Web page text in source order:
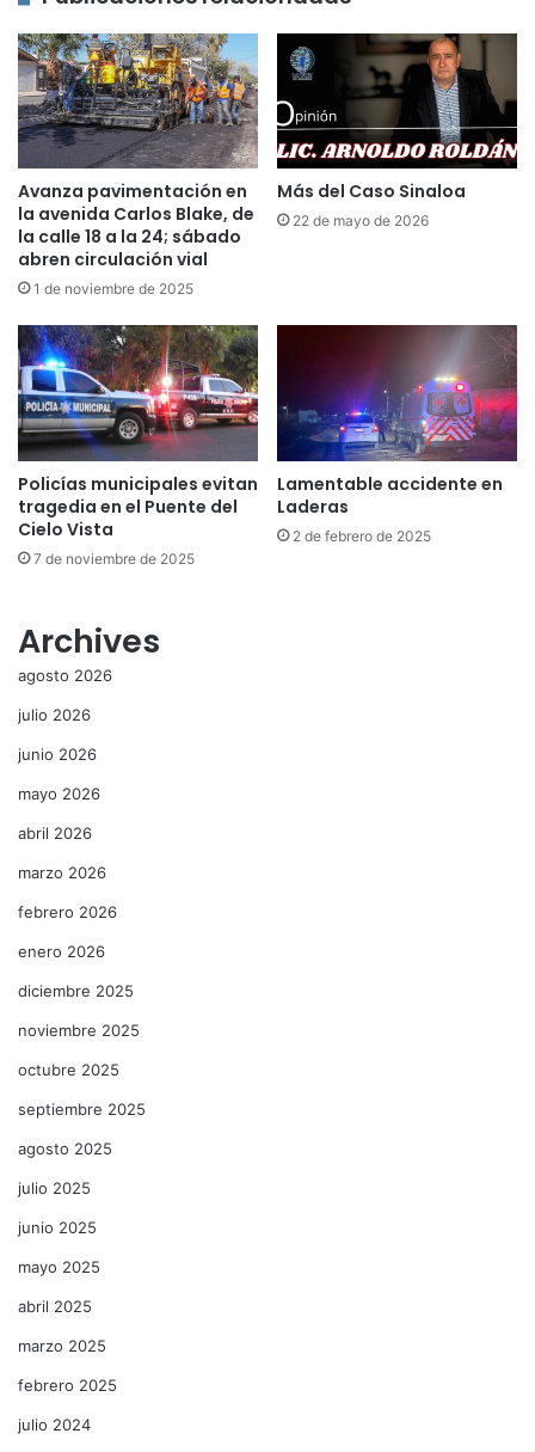
Avanza pavimentación en
la avenida Carlos Blake, de
la calle 18 a la 24; sábado
abren circulación vial
1 de noviembre de 2025
Más del Caso Sinaloa
22 de mayo de 2026
Policías municipales evitan
tragedia en el Puente del
Cielo Vista
7 de noviembre de 2025
Lamentable accidente en
Laderas
2 de febrero de 2025
Archives
agosto 2026
julio 2026
junio 2026
mayo 2026
abril 2026
marzo 2026
febrero 2026
enero 2026
diciembre 2025
noviembre 2025
octubre 2025
septiembre 2025
agosto 2025
julio 2025
junio 2025
mayo 2025
abril 2025
marzo 2025
febrero 2025
julio 2024